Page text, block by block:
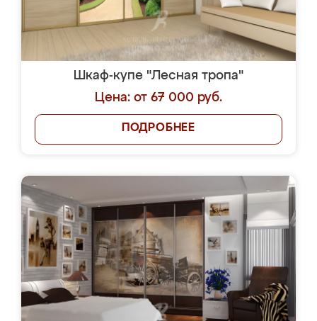
Шкаф-купе "Лесная тропа"
Цена: от 67 000 руб.
ПОДРОБНЕЕ